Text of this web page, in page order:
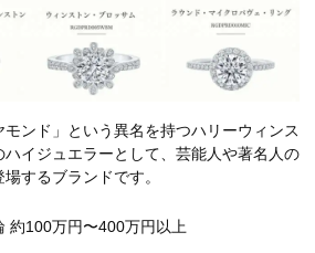
モンド」という異名を持つハリーウィンス
ハイジュエラーとして、芸能人や著名人の
するブランドです。
約100万円〜400万円以上